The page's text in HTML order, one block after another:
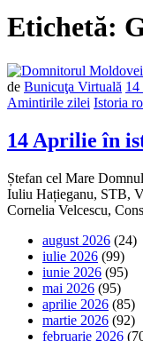
Etichetă:
de Bunicuţa Virtuală 14
Amintirile zilei Istoria
14 Aprilie în
Ștefan cel Mare
Iuliu Hațieganu, STB,
Cornelia Velcescu,
august 2026 (24)
iulie 2026 (99)
iunie 2026 (95)
mai 2026 (95)
aprilie 2026 (85)
martie 2026 (92)
februarie 2026